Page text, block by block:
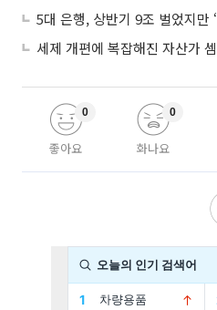
좋아요
0
화나요
0